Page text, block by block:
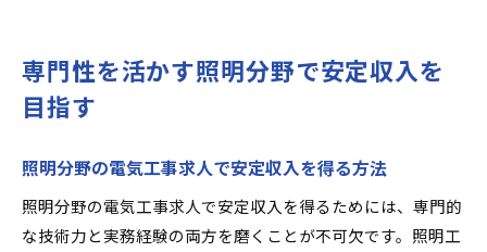
専門性を活かす照明分野で安定収入を
目指す
照明分野の電気工事求人で安定収入を得る方法
照明分野の電気工事求人で安定収入を得るためには、専門的
な技術力と実務経験の両方を磨くことが不可欠です。照明工